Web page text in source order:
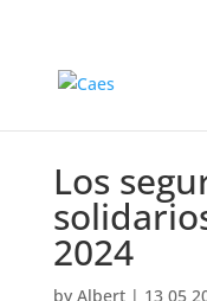
Los
2024
by Albert| 13 05